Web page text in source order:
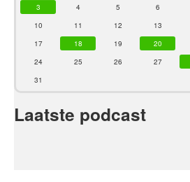
3
4 5 6
10
11 12 13
17
18 19 20
24
25 26 27
31
Laatste podcast